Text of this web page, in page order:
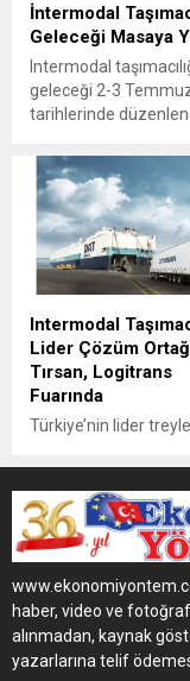
İntermodal
Geleceği Masaya
Intermodal
geleceği 2-3
tarihlerinde
Zirvesi'nde sektör
temsilcileri
masaya yatırıldı. CİLT
Türkiye Başkanı
Akyıldız'ın
yer aldığı "İntermodal
UAB UHDGM Lojistik
Kombine Taşımacılık
Başkanı Sinan Oğuz,
Logistics Yönetim
Başkanı Onur Talay
Kurulu...
Intermodal
Lider Çözüm
Tırsan, Logitrans
Fuarında
Türkiye’nin lider
taşımacılığa yönelik
geliştirdiği taşımacılık
çözümlerini, 16-18
tarihlerinde
olan 10. Uluslararası
Logitrans Transport
Lojistik Fuarında
haber, video ve
alınmadan, kaynak
yazarlarına telif